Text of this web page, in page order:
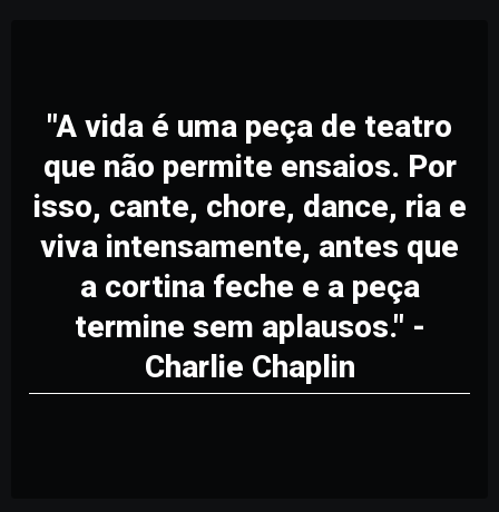
"A vida é uma peça de teatro
que não permite ensaios. Por
isso, cante, chore, dance, ria e
viva intensamente, antes que
a cortina feche e a peça
termine sem aplausos." -
Charlie Chaplin